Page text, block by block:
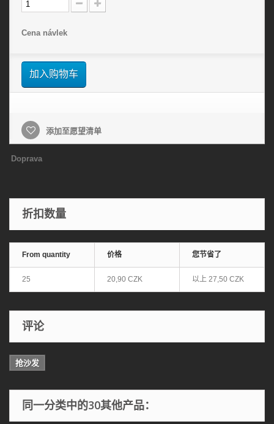
Cena návlek
加入购物车
添加至愿望清单
Doprava
折扣数量
From quantity 价格 您节省了
25 20,90 CZK 以上 27,50 CZK
评论
抢沙发
同一分类中的30其他产品：